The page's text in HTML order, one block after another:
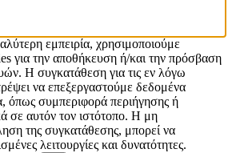
εμπειρία, χρησιμοποιούμε
για την αποθήκευση ή/και την πρόσβαση
Η συγκατάθεση για τις εν λόγω
να επεξεργαστούμε δεδομένα
όπως συμπεριφορά περιήγησης ή
σε αυτόν τον ιστότοπο. Η μη
της συγκατάθεσης, μπορεί να
λειτουργίες και δυνατότητες.